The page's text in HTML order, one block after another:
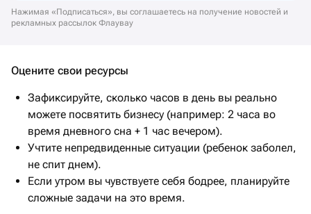
Нажимая «Подписаться», вы соглашаетесь на получение новостей и
рекламных рассылок Флаувау
Оцените свои ресурсы
Зафиксируйте, сколько часов в день вы реально
можете посвятить бизнесу (например: 2 часа во
время дневного сна + 1 час вечером).
Учтите непредвиденные ситуации (ребенок заболел,
не спит днем).
Если утром вы чувствуете себя бодрее, планируйте
сложные задачи на это время.